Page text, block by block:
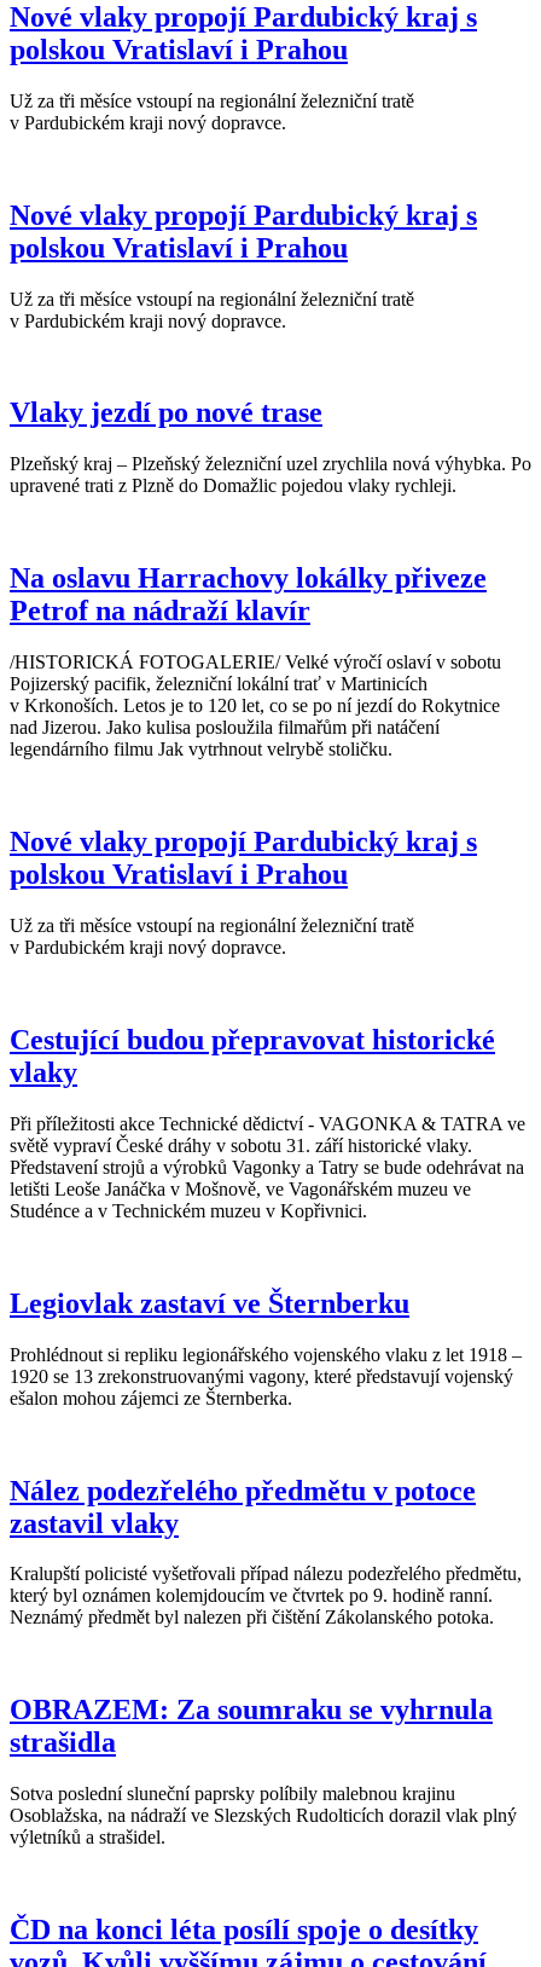
Nové vlaky propojí Pardubický kraj s
polskou Vratislaví i Prahou
Už za tři měsíce vstoupí na regionální železniční tratě
v Pardubickém kraji nový dopravce.
Nové vlaky propojí Pardubický kraj s
polskou Vratislaví i Prahou
Už za tři měsíce vstoupí na regionální železniční tratě
v Pardubickém kraji nový dopravce.
Vlaky jezdí po nové trase
Plzeňský kraj – Plzeňský železniční uzel zrychlila nová výhybka. Po
upravené trati z Plzně do Domažlic pojedou vlaky rychleji.
Na oslavu Harrachovy lokálky přiveze
Petrof na nádraží klavír
/HISTORICKÁ FOTOGALERIE/ Velké výročí oslaví v sobotu
Pojizerský pacifik, železniční lokální trať v Martinicích
v Krkonoších. Letos je to 120 let, co se po ní jezdí do Rokytnice
nad Jizerou. Jako kulisa posloužila filmařům při natáčení
legendárního filmu Jak vytrhnout velrybě stoličku.
Nové vlaky propojí Pardubický kraj s
polskou Vratislaví i Prahou
Už za tři měsíce vstoupí na regionální železniční tratě
v Pardubickém kraji nový dopravce.
Cestující budou přepravovat historické
vlaky
Při příležitosti akce Technické dědictví - VAGONKA & TATRA ve
světě vypraví České dráhy v sobotu 31. září historické vlaky.
Představení strojů a výrobků Vagonky a Tatry se bude odehrávat na
letišti Leoše Janáčka v Mošnově, ve Vagonářském muzeu ve
Studénce a v Technickém muzeu v Kopřivnici.
Legiovlak zastaví ve Šternberku
Prohlédnout si repliku legionářského vojenského vlaku z let 1918 –
1920 se 13 zrekonstruovanými vagony, které představují vojenský
ešalon mohou zájemci ze Šternberka.
Nález podezřelého předmětu v potoce
zastavil vlaky
Kralupští policisté vyšetřovali případ nálezu podezřelého předmětu,
který byl oznámen kolemjdoucím ve čtvrtek po 9. hodině ranní.
Neznámý předmět byl nalezen při čištění Zákolanského potoka.
OBRAZEM: Za soumraku se vyhrnula
strašidla
Sotva poslední sluneční paprsky políbily malebnou krajinu
Osoblažska, na nádraží ve Slezských Rudolticích dorazil vlak plný
výletníků a strašidel.
ČD na konci léta posílí spoje o desítky